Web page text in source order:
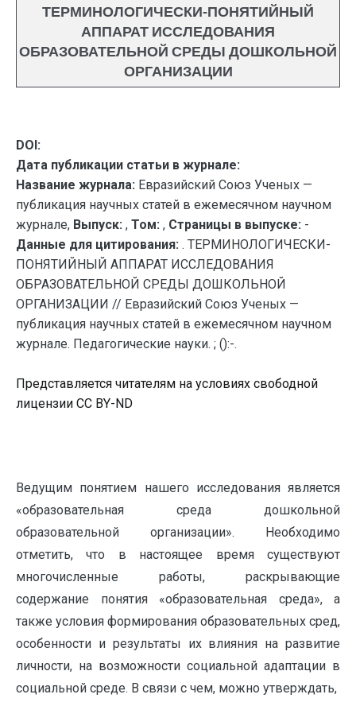
ТЕРМИНОЛОГИЧЕСКИ-ПОНЯТИЙНЫЙ
АППАРАТ ИССЛЕДОВАНИЯ
ОБРАЗОВАТЕЛЬНОЙ СРЕДЫ ДОШКОЛЬНОЙ
ОРГАНИЗАЦИИ
DOI:
Дата публикации статьи в журнале:
Название журнала: Евразийский Союз Ученых —
публикация научных статей в ежемесячном научном
журнале, Выпуск: , Том: , Страницы в выпуске: -
Данные для цитирования: . ТЕРМИНОЛОГИЧЕСКИ-
ПОНЯТИЙНЫЙ АППАРАТ ИССЛЕДОВАНИЯ
ОБРАЗОВАТЕЛЬНОЙ СРЕДЫ ДОШКОЛЬНОЙ
ОРГАНИЗАЦИИ // Евразийский Союз Ученых —
публикация научных статей в ежемесячном научном
журнале. Педагогические науки. ; ():-.
Представляется читателям на условиях свободной
лицензии CC BY-ND
Ведущим понятием нашего исследования является
«образовательная среда дошкольной
образовательной организации». Необходимо
отметить, что в настоящее время существуют
многочисленные работы, раскрывающие
содержание понятия «образовательная среда», а
также условия формирования образовательных сред,
особенности и результаты их влияния на развитие
личности, на возможности социальной адаптации в
социальной среде. В связи с чем, можно утверждать,